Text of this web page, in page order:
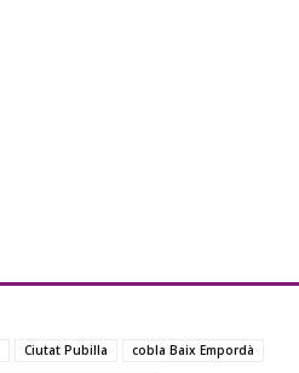
Ciutat Pubilla
cobla Baix Empordà